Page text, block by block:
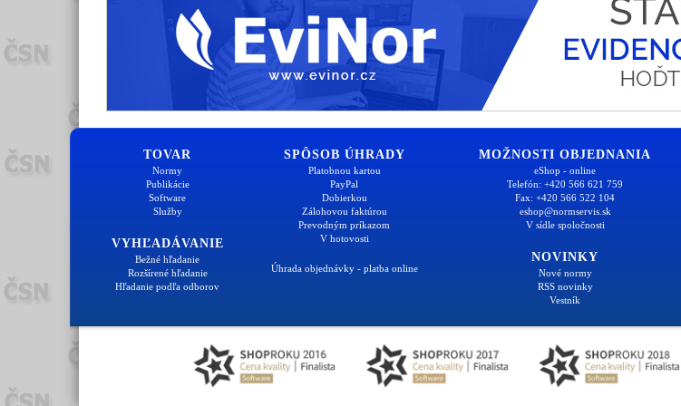
TOVAR
Normy
Publikácie
Software
Služby
VYHĽADÁVANIE
Bežné hľadanie
Rozšírené hľadanie
Hľadanie podľa odborov
SPÔSOB ÚHRADY
Platobnou kartou
PayPal
Dobierkou
Zálohovou faktúrou
Prevodným príkazom
V hotovosti
Úhrada objednávky - platba online
MOŽNOSTI OBJEDNANIA
eShop - online
Telefón: +420 566 621 759
Fax: +420 566 522 104
eshop@normservis.sk
V sídle spoločnosti
NOVINKY
Nové normy
RSS novinky
Vestník